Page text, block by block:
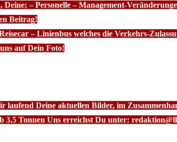
Deine; – Personelle – Management-
Beitrag!
– Linienbus welches die Verkehrs-
auf Dein Foto!
laufend Deine aktuellen Bilder, im
Tonnen Uns erreichst Du unter: